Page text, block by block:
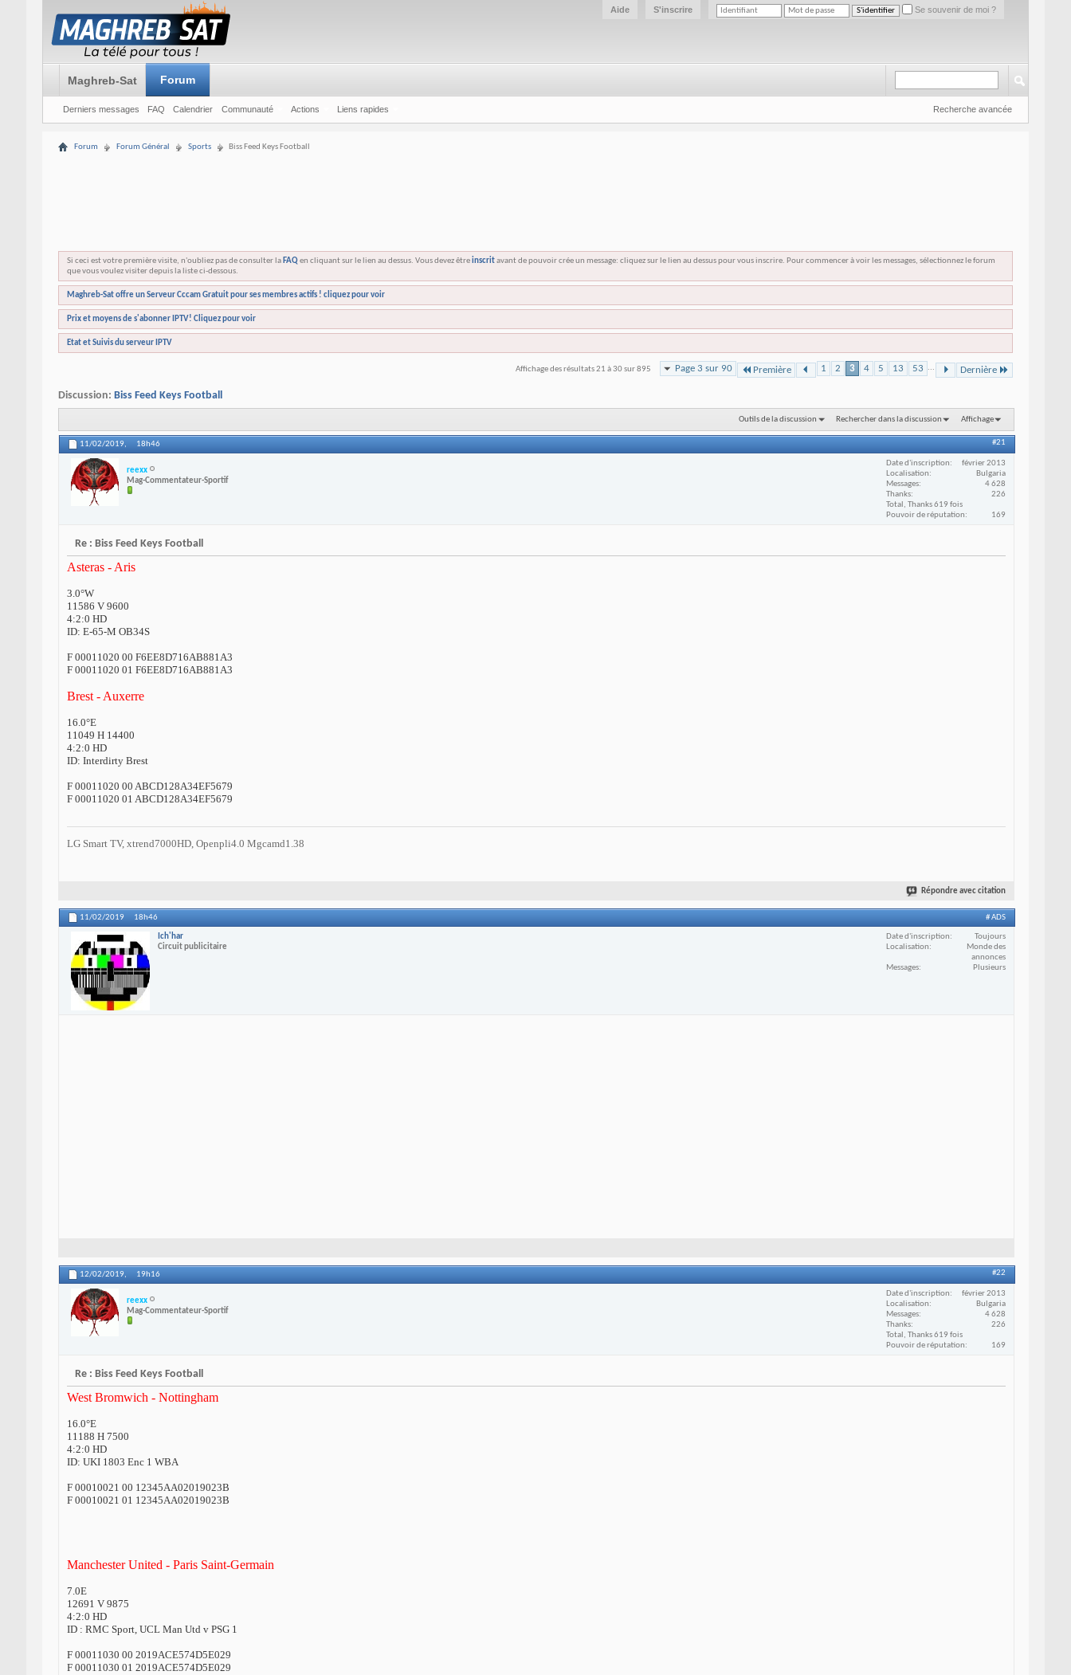
Se souvenir de moi ?
S'inscrire
Aide
Maghreb-Sat Forum
Derniers messages FAQ Calendrier Communauté Actions Liens rapides Recherche avancée
Forum Forum Général Sports Biss Feed Keys Football
Si ceci est votre première visite, n'oubliez pas de consulter la FAQen cliquant sur le lien au dessus. Vous devez êtreinscritavant de pouvoir crée un message: cliquez sur le lien au dessus pour vous inscrire. Pour commencer à voir les messages, sélectionnez le forum
que vous voulez visiter depuis la liste ci-dessous.
Maghreb-Sat offre un Serveur Cccam Gratuit pour ses membres actifs ! cliquez pour voir
Prix et moyens de s'abonner IPTV! Cliquez pour voir
Etat et Suivis du serveur IPTV
Page 3 sur 90 Première 1 2 3 4 5 13 53 ... Dernière
Affichage des résultats 21 à 30 sur 895
Discussion: Biss Feed Keys Football
Outils de la discussion Rechercher dans la discussion Affichage
11/02/2019, 18h46 #21
reexx
Mag-Commentateur-Sportif
Date d'inscription
février 2013
Localisation
Bulgaria
Messages
4 628
Thanks
226
Total, Thanks 619 fois
Pouvoir de réputation
169
Re : Biss Feed Keys Football
Asteras - Aris
3.0°W
11586 V 9600
4:2:0 HD
ID: E-65-M OB34S
F 00011020 00 F6EE8D716AB881A3
F 00011020 01 F6EE8D716AB881A3
Brest - Auxerre
16.0°E
11049 H 14400
4:2:0 HD
ID: Interdirty Brest
F 00011020 00 ABCD128A34EF5679
F 00011020 01 ABCD128A34EF5679
LG Smart TV, xtrend7000HD, Openpli4.0 Mgcamd1.38
Répondre avec citation
11/02/2019 18h46 # ADS
Ich'har
Circuit publicitaire
Date d'inscription
Toujours
Localisation
Monde des
annonces
Messages
Plusieurs
12/02/2019, 19h16 #22
reexx
Mag-Commentateur-Sportif
Date d'inscription
février 2013
Localisation
Bulgaria
Messages
4 628
Thanks
226
Total, Thanks 619 fois
Pouvoir de réputation
169
Re : Biss Feed Keys Football
West Bromwich - Nottingham
16.0°E
11188 H 7500
4:2:0 HD
ID: UKI 1803 Enc 1 WBA
F 00010021 00 12345AA02019023B
F 00010021 01 12345AA02019023B
Manchester United - Paris Saint-Germain
7.0E
12691 V 9875
4:2:0 HD
ID : RMC Sport, UCL Man Utd v PSG 1
F 00011030 00 2019ACE574D5E029
F 00011030 01 2019ACE574D5E029